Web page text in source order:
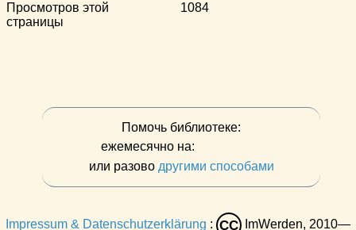
Просмотров этой
страницы
1084
Помочь библиотеке:
ежемесячно на:
или разово другими способами
Impressum & Datenschutzerklärung : CC ImWerden, 2010—